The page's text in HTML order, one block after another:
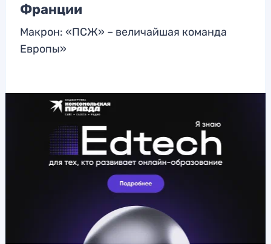
Франции
Макрон: «ПСЖ» – величайшая команда
Европы»